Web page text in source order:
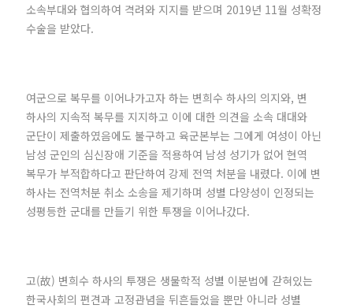
소속부대와 협의하여 격려와 지지를 받으며 2019년 11월 성확정
수술을 받았다.
여군으로 복무를 이어나가고자 하는 변희수 하사의 의지와, 변
하사의 지속적 복무를 지지하고 이에 대한 의견을 소속 대대와
군단이 제출하였음에도 불구하고 육군본부는 그에게 여성이 아닌
남성 군인의 심신장애 기준을 적용하여 남성 성기가 없어 현역
복무가 부적합하다고 판단하여 강제 전역 처분을 내렸다. 이에 변
하사는 전역처분 취소 소송을 제기하며 성별 다양성이 인정되는
성평등한 군대를 만들기 위한 투쟁을 이어나갔다.
고(故) 변희수 하사의 투쟁은 생물학적 성별 이분법에 갇혀있는
한국사회의 편견과 고정관념을 뒤흔들었을 뿐만 아니라 성별